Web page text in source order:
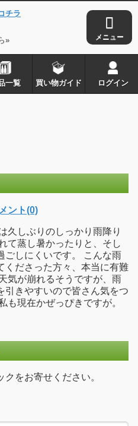
チラ
»
一覧 買い物ガイド ログイン
ント(0)
久しぶりのしっかり雨降り
て蒸し暑かったりと、そし
ごしにくいです。 こんな雨
くださった方々、本当に有難
気が崩れるそうですが、雨
引きやすいので皆さん気をつ
も現在かぜっぴきですが。
をお寄せください。